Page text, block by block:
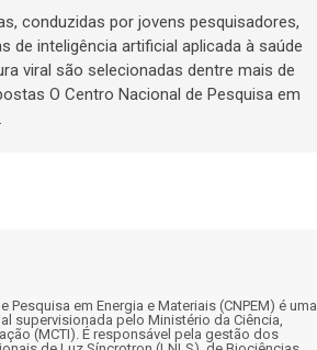
conduzidas por jovens pesquisadores,
de inteligência artificial aplicada à saúde
viral são selecionadas dentre mais de
O Centro Nacional de Pesquisa em
Pesquisa em Energia e Materiais (CNPEM) é uma
supervisionada pelo Ministério da Ciência,
(MCTI). É responsável pela gestão dos